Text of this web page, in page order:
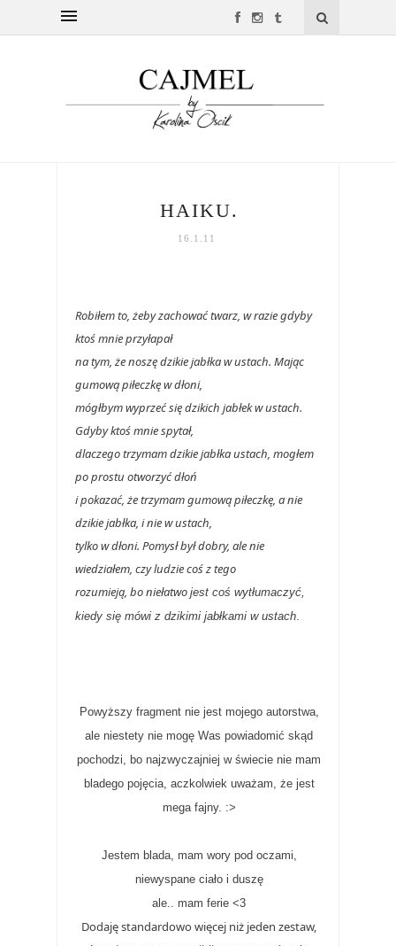
HAIKU.
16.1.11
Robiłem to, żeby zachować twarz, w razie gdyby
ktoś mnie przyłapał
na tym, że noszę dzikie jabłka w ustach. Mając
gumową piłeczkę w dłoni,
mógłbym wyprzeć się dzikich jabłek w ustach.
Gdyby ktoś mnie spytał,
dlaczego trzymam dzikie jabłka ustach, mogłem
po prostu otworzyć dłoń
i pokazać, że trzymam gumową piłeczkę, a nie
dzikie jabłka, i nie w ustach,
tylko w dłoni. Pomysł był dobry, ale nie
wiedziałem, czy ludzie coś z tego
rozumieją, bo niełatwo jest coś wytłumaczyć,
kiedy się mówi z dzikimi jabłkami w ustach
Powyższy fragment nie jest mojego autorstwa,
ale niestety nie mogę Was powiadomić skąd
pochodzi, bo najzwyczajniej w świecie nie mam
bladego pojęcia, aczkolwiek uważam, że jest
mega fajny. :>
Jestem blada, mam wory pod oczami,
niewyspane ciało i duszę
ale.. mam ferie <3
Dodaję standardowo więcej niż jeden zestaw,